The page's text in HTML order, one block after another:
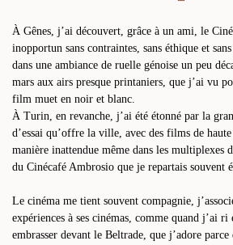
À Gênes, j’ai découvert, grâce à un ami, le
inopportun sans contraintes, sans éthique et
dans une ambiance de ruelle génoise un peu
mars aux airs presque printaniers, que j’ai vu
film muet en noir et blanc.
À Turin, en revanche, j’ai été étonné par la
d’essai qu’offre la ville, avec des films de
manière inattendue même dans les multiplexes
du Cinécafé Ambrosio que je repartais souvent
Le cinéma me tient souvent compagnie,
expériences à ses cinémas, comme quand j’ai
embrasser devant le Beltrade, que j’adore